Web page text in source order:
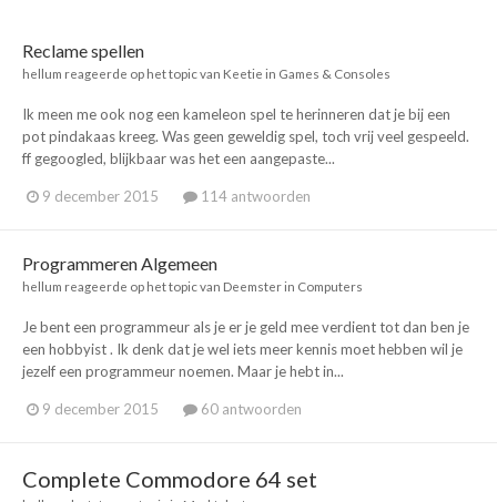
Reclame spellen
hellum reageerde op het topic van Keetie in Games & Consoles
Ik meen me ook nog een kameleon spel te herinneren dat je bij een
pot pindakaas kreeg. Was geen geweldig spel, toch vrij veel gespeeld.
ff gegoogled, blijkbaar was het een aangepaste...
9 december 2015 114 antwoorden
Programmeren Algemeen
hellum reageerde op het topic van Deemster in Computers
Je bent een programmeur als je er je geld mee verdient tot dan ben je
een hobbyist . Ik denk dat je wel iets meer kennis moet hebben wil je
jezelf een programmeur noemen. Maar je hebt in...
9 december 2015 60 antwoorden
Complete Commodore 64 set